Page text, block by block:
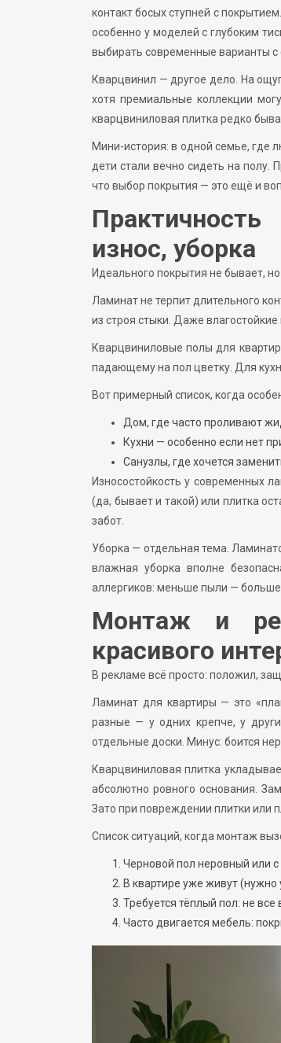
контакт босых ступней с
особенно у моделей с глубоким
выбирать современные варианты
Кварцвинил — другое дело. На
хотя премиальные коллекции
кварцвиниловая плитка редко
Мини-история: в одной семье, где
дети стали вечно сидеть на полу.
что выбор покрытия — это ещё и
износ, уборка
Идеального покрытия не бывает,
Ламинат не терпит длительного
из строя стыки. Даже
Кварцвиниловые полы для
падающему на пол цветку. Для
Вот примерный список, когда
Дом, где часто проливают
Кухни — особенно если нет
Санузлы, где хочется
Износостойкость у современных
(да, бывает и такой) или плитка
забот.
Уборка — отдельная тема.
влажная уборка вполне
аллергиков: меньше пыли — больше
Монтаж и
красивого
В рекламе всё просто: положил,
Ламинат для квартиры — это
разные — у одних крепче, у
отдельные доски. Минус: боится
Кварцвиниловая плитка
абсолютно ровного основания.
Зато при повреждении плитки или
Список ситуаций, когда монтаж
Черновой пол неровный или с
В квартире уже живут
Требуется тёплый пол: не
Часто двигается мебель: